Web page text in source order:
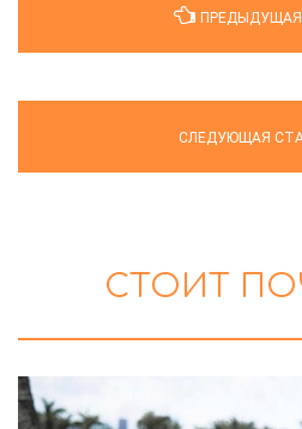
ПРЕДЫДУЩАЯ
СЛЕДУЮЩАЯ
СТОИТ